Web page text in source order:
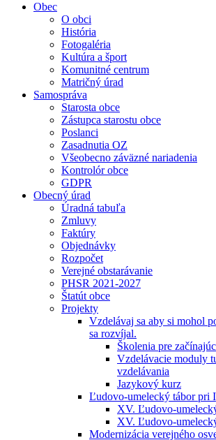
Obec
O obci
História
Fotogaléria
Kultúra a šport
Komunitné centrum
Matričný úrad
Samospráva
Starosta obce
Zástupca starostu obce
Poslanci
Zasadnutia OZ
Všeobecno záväzné nariadenia
Kontrolór obce
GDPR
Obecný úrad
Úradná tabuľa
Zmluvy
Faktúry
Objednávky
Rozpočet
Verejné obstarávanie
PHSR 2021-2027
Štatút obce
Projekty
Vzdelávaj sa aby si mohol
sa rozvíjal.
Školenia pre
Vzdelávacie moduly
vzdelávania
Jazykový kurz
Ľudovo-umelecký tábor pri
XV. Ľudovo-
XV. Ľudovo-
Modernizácia verejného